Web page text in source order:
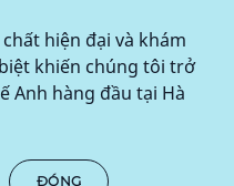
hiện đại và khám
khiến chúng tôi trở
Anh hàng đầu tại Hà
ĐÓNG